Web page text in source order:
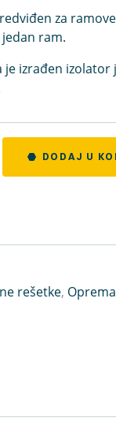
za
ram.
je izrađen
DODAJ U
rešetke,